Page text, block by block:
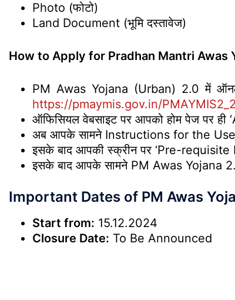
Photo (फोटो)
Land Document (भूमि दस्तावेज)
How to Apply for Pradhan Mantri Awas
PM Awas Yojana (Urban) 2.0 में
https://pmaymis.gov.in/
ऑफिसियल वेबसाइट पर आपको होम पेज पर ही
अब आपके सामने Instructions for the User
इसके बाद आपकी स्क्रीन पर ‘Pre-requisite
इसके बाद आपके सामने PM Awas Yojana
Important Dates of PM Awas
Start from: 15.12.2024
Closure Date: To Be Announced